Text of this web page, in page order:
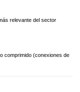
relevante del sector
comprimido (conexiones de